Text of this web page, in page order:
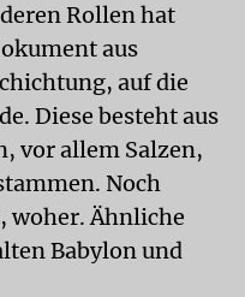
Rollen hat
aus
auf die
Diese besteht aus
vor allem Salzen,
Noch
woher. Ähnliche
Babylon und